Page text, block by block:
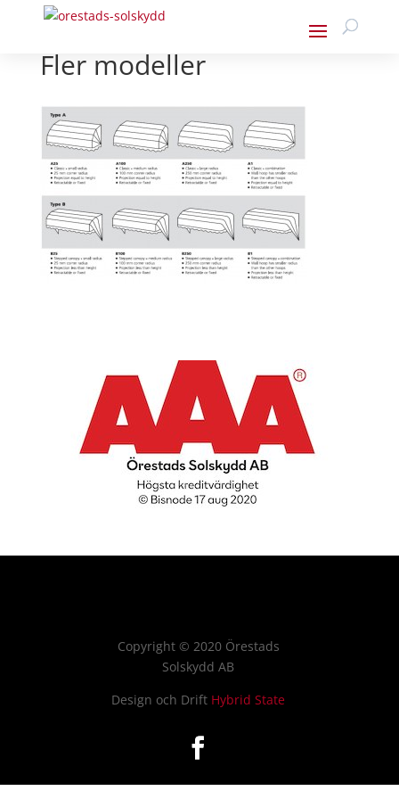
Fler modeller
Copyright © 2020 Örestads
Solskydd AB
Design och Drift Hybrid State